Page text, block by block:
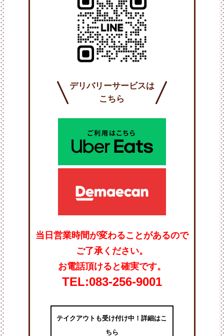
デリバリーサービスは
こちら
当日営業時間が変わることがあるので
ご了承ください。
お電話頂けると確実です。
TEL:083-256-9001
テイクアウトも受け付け中！詳細はこ
ちら